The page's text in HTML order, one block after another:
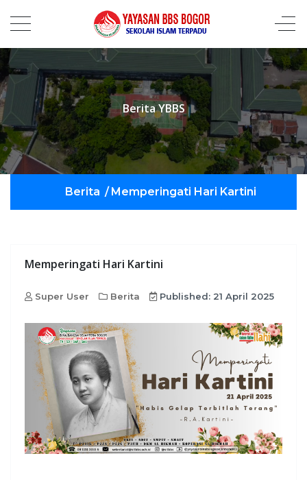
Berita YBBS
Berita / Memperingati Hari Kartini
Memperingati Hari Kartini
Super User Berita Published: 21 April 2025